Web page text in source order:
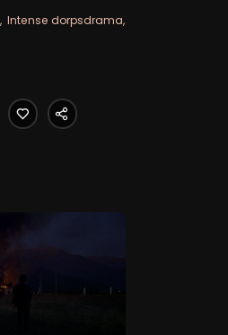
Intense dorpsdrama